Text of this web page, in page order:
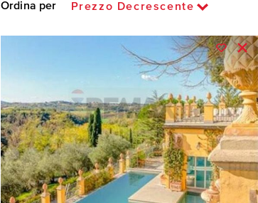
Ordina per Prezzo Decrescente